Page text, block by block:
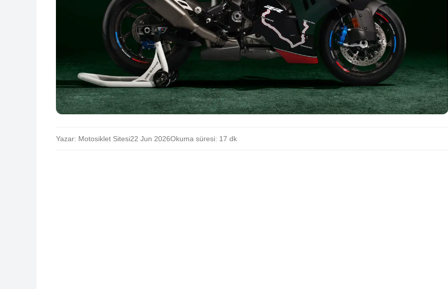
Yazar: Motosiklet Sitesi22 Jun 2026Okuma süresi: 17 dk